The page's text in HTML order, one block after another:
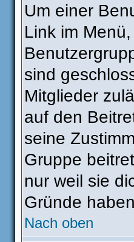
Um einer
Link im
sind
Mitglieder
auf den
seine
Gruppe
nur weil sie
Gründe
Nach oben